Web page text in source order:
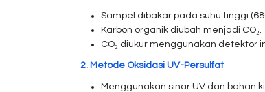
Sampel dibakar pada suhu tinggi
Karbon organik diubah menjadi CO₂.
CO₂ diukur menggunakan detektor
2. Metode Oksidasi UV-Persulfat
Menggunakan sinar UV dan bahan